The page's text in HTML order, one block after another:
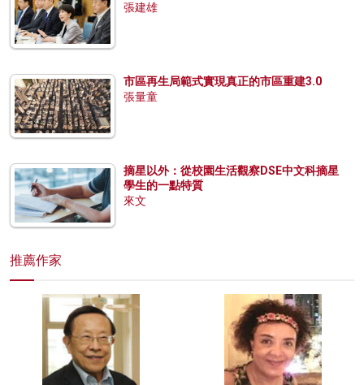
張建雄
市區再生局範式實現真正的市區重建3.0
張量童
摘星以外：從校園生活觀察DSE中文科摘星
學生的一點特質
來文
推薦作家